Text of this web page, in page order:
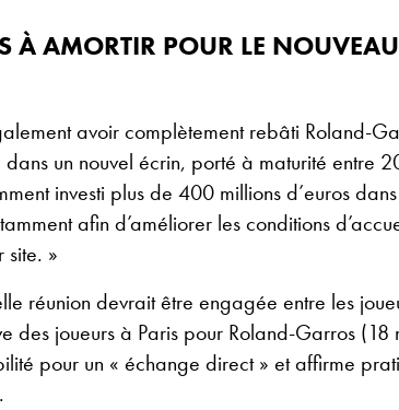
À AMORTIR POUR LE
avoir complètement rebâti Roland-
un nouvel écrin, porté à maturité entre
investi plus de 400 millions d’euros
afin d’améliorer les conditions
site. »
réunion devrait être engagée entre les
des joueurs à Paris pour Roland-Garros
pour un « échange direct » et affirme